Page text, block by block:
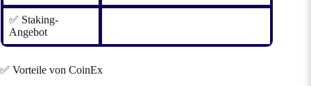
✅ Staking-
Angebot
✅ Vorteile von CoinEx